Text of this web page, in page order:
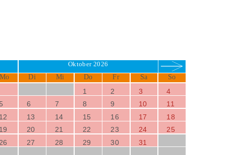
Oktober 2026
Mo Di Mi Do Fr Sa So
1 2 3
4
5
6 7 8 9 10
11
12
13 14 15 16 17
18
19
20 21 22 23 24
25
26
27 28 29 30 31